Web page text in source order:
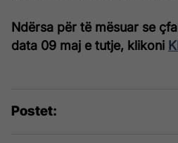
Ndërsa për të mësuar se
data 09 maj e tutje, klikoni
Postet: